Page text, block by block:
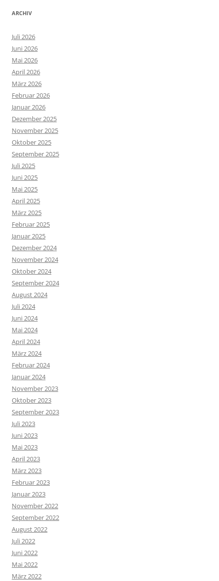
ARCHIV
Juli 2026
Juni 2026
Mai 2026
April 2026
März 2026
Februar 2026
Januar 2026
Dezember 2025
November 2025
Oktober 2025
September 2025
Juli 2025
Juni 2025
Mai 2025
April 2025
März 2025
Februar 2025
Januar 2025
Dezember 2024
November 2024
Oktober 2024
September 2024
August 2024
Juli 2024
Juni 2024
Mai 2024
April 2024
März 2024
Februar 2024
Januar 2024
November 2023
Oktober 2023
September 2023
Juli 2023
Juni 2023
Mai 2023
April 2023
März 2023
Februar 2023
Januar 2023
November 2022
September 2022
August 2022
Juli 2022
Juni 2022
Mai 2022
März 2022